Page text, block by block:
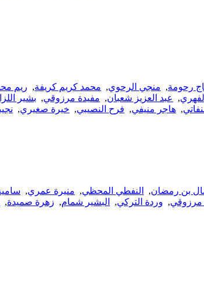
رحومة, منجي الرحوي, محمد كريم كريفة, ريم
, عبد العزيز شعبان, مفيدة مرزوقي, بشير
, هاجر منيفي, فرح النصيبي, خيرة صغيري,
بن رمضان, النفطي المحظي, منيرة عمري,
مرزوقي, وردة التركي, البشير شمام, زهرة صميدة,